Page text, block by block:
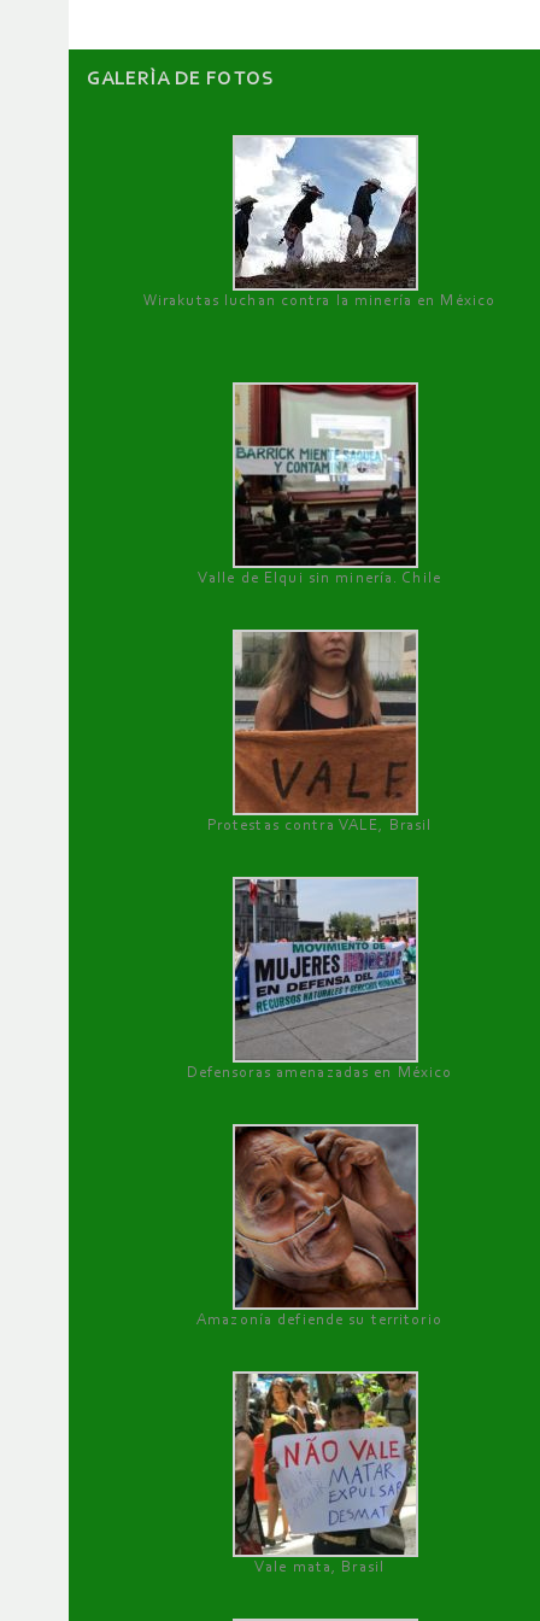
GALERÌA DE FOTOS
Wirakutas luchan contra la minería en México
Valle de Elqui sin minería. Chile
Protestas contra VALE, Brasil
Defensoras amenazadas en México
Amazonía defiende su territorio
Vale mata, Brasil